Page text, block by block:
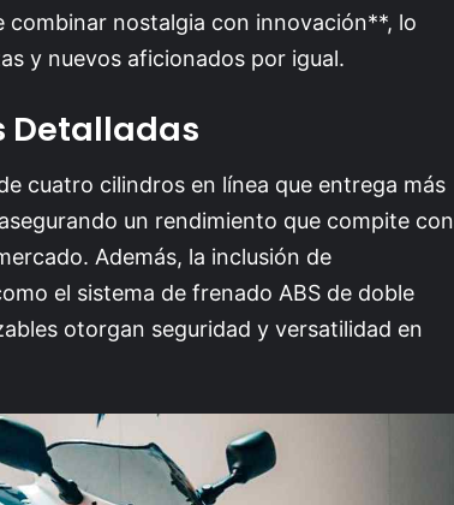
combinar nostalgia con innovación**, lo
y nuevos aficionados por igual.
Detalladas
cuatro cilindros en línea que entrega más
un rendimiento que compite con
Además, la inclusión de
el sistema de frenado ABS de doble
otorgan seguridad y versatilidad en